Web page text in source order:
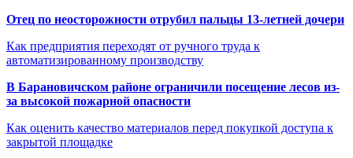
Отец по неосторожности отрубил пальцы 13-летней дочери
Как предприятия переходят от ручного труда к
автоматизированному производству
В Барановичском районе ограничили посещение лесов из-
за высокой пожарной опасности
Как оценить качество материалов перед покупкой доступа к
закрытой площадке